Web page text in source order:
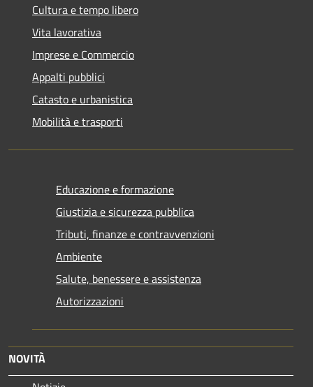
Cultura e tempo libero
Vita lavorativa
Imprese e Commercio
Appalti pubblici
Catasto e urbanistica
Mobilità e trasporti
Educazione e formazione
Giustizia e sicurezza pubblica
Tributi, finanze e contravvenzioni
Ambiente
Salute, benessere e assistenza
Autorizzazioni
NOVITÀ